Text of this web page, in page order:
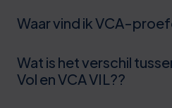
Waar vind ik VCA-
Wat is het verschil
Vol en VCA VIL??